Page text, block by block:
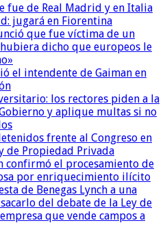
fue de Real Madrid y en Italia
jugará en Fiorentina
que fue víctima de un
dicho que europeos le
el intendente de Gaiman en
los rectores piden a la
y aplique multas si no
frente al Congreso en
de Propiedad Privada
confirmó el procesamiento de
por enriquecimiento ilícito
de Benegas Lynch a una
del debate de la Ley de
que vende campos a